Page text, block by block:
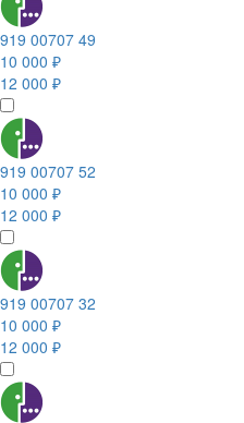
919 00707 49
10 000 ₽
12 000 ₽
919 00707 52
10 000 ₽
12 000 ₽
919 00707 32
10 000 ₽
12 000 ₽